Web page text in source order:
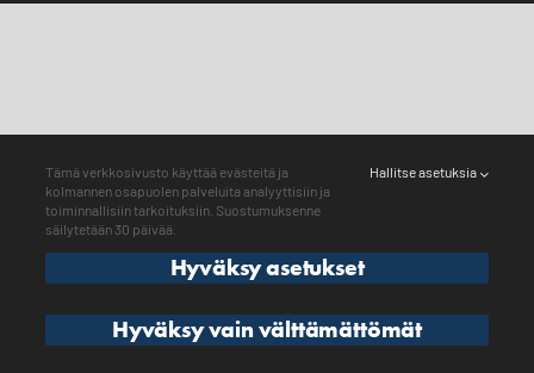
Tämä verkkosivusto käyttää evästeitä ja
kolmannen osapuolen palveluita analyyttisiin ja
toiminnallisiin tarkoituksiin. Suostumuksenne
säilytetään 30 päivää.
Hallitse asetuksia
Hyväksy asetukset
Hyväksy vain välttämättömät